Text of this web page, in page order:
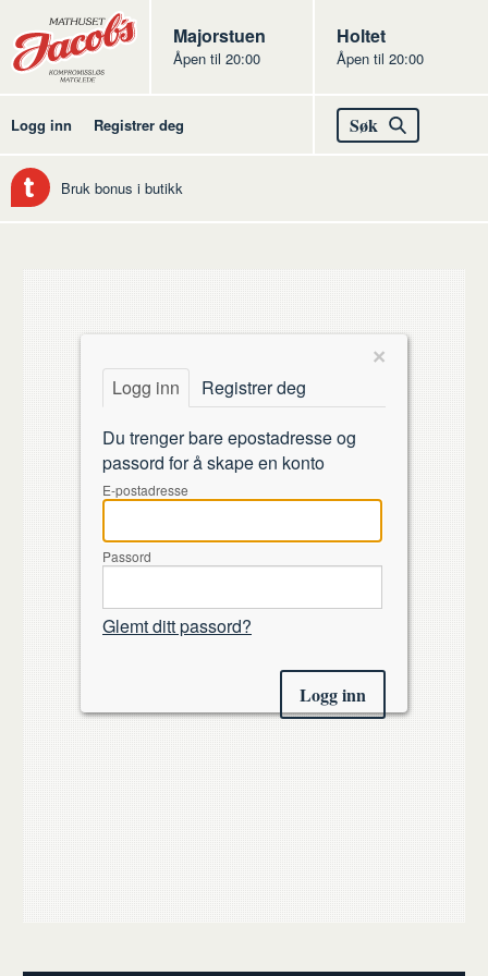
Butikker
Jacobs
Majorstuen
Åpen til 20:00
Jacobs
Holtet
Åpen til 20:00
Logg inn Registrer deg Søk
Bruk bonus i butikk